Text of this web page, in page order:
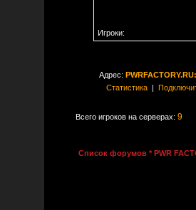
Игроки:
Адрес:
Статистика|
Всего игроков на серверах: 9
Список форумов * PWR